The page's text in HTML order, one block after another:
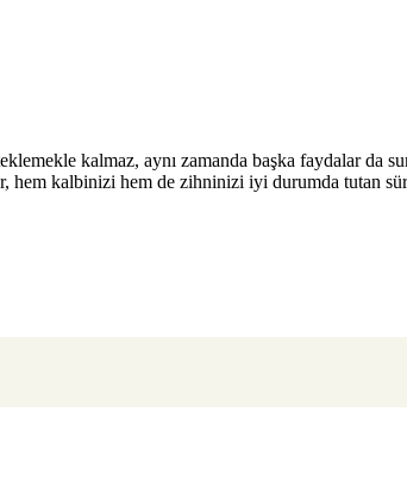
kalmaz, aynı zamanda başka faydalar
hem kalbinizi hem de zihninizi iyi durumda tutan